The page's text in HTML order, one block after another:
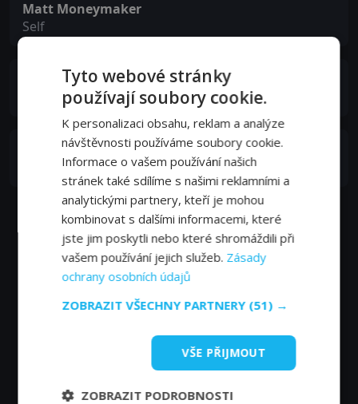
Matt Moneymaker
Self
James "Bobo" Fay
Cliff Barackman
Tyto webové stránky
používají soubory cookie.
K personalizaci obsahu, reklam a analýze
návštěvnosti používáme soubory cookie.
Informace o vašem používání našich
stránek také sdílíme s našimi reklamními a
analytickými partnery, kteří je mohou
kombinovat s dalšími informacemi, které
jste jim poskytli nebo které shromáždili při
vašem používání jejich služeb. Zásady
ochrany osobních údajů
ZOBRAZIT VŠECHNY PARTNERY (51) →
VŠE PŘIJMOUT
ZOBRAZIT PODROBNOSTI